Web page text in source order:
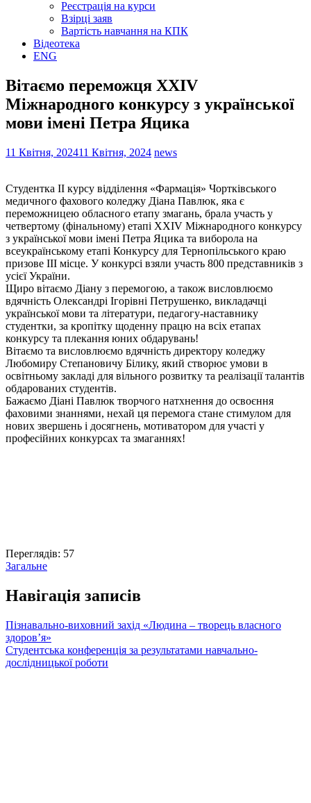
Реєстрація на курси
Взірці заяв
Вартість навчання на КПК
Відеотека
ENG
Вітаємо переможця ХХІV
Міжнародного конкурсу з української
мови імені Петра Яцика
11 Квітня, 202411 Квітня, 2024 news
Студентка ІІ курсу відділення «Фармація» Чортківського
медичного фахового коледжу Діана Павлюк, яка є
переможницею обласного етапу змагань, брала участь у
четвертому (фінальному) етапі ХХІV Міжнародного конкурсу
з української мови імені Петра Яцика та виборола на
всеукраїнському етапі Конкурсу для Тернопільського краю
призове ІІІ місце. У конкурсі взяли участь 800 представників з
усієї України.
Щиро вітаємо Діану з перемогою, а також висловлюємо
вдячність Олександрі Ігорівні Петрушенко, викладачці
української мови та літератури, педагогу-наставнику
студентки, за кропітку щоденну працю на всіх етапах
конкурсу та плекання юних обдарувань!
Вітаємо та висловлюємо вдячність директору коледжу
Любомиру Степановичу Білику, який створює умови в
освітньому закладі для вільного розвитку та реалізації талантів
обдарованих студентів.
Бажаємо Діані Павлюк творчого натхнення до освоєння
фаховими знаннями, нехай ця перемога стане стимулом для
нових звершень і досягнень, мотиватором для участі у
професійних конкурсах та змаганнях!
Переглядів: 57
Загальне
Навігація записів
Пізнавально-виховний захід «Людина – творець власного
здоров’я»
Cтудентська конференція за результатами навчально-
дослідницької роботи